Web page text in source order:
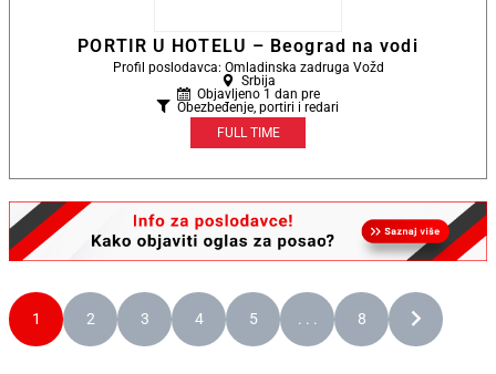
PORTIR U HOTELU – Beograd na vodi
Profil poslodavca: Omladinska zadruga Vožd
Srbija
Objavljeno 1 dan pre
Obezbeđenje, portiri i redari
FULL TIME
1 2 3 4 5 . . . 8